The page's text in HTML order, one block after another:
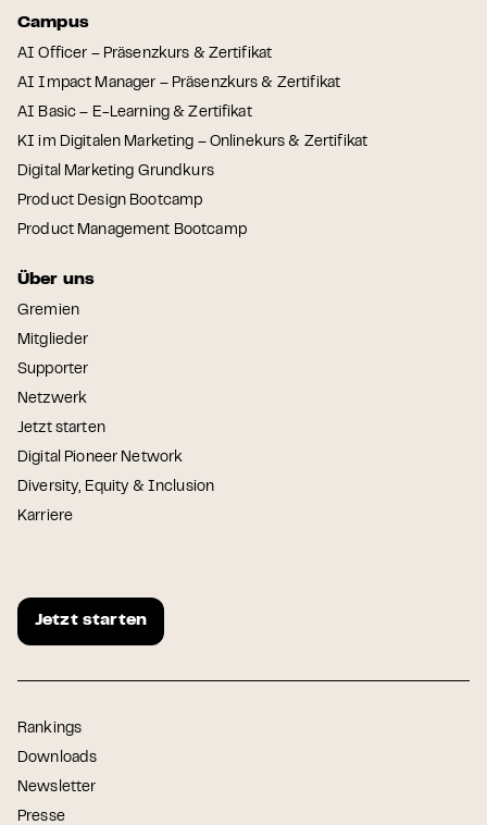
Campus
AI Officer – Präsenzkurs & Zertifikat
AI Impact Manager – Präsenzkurs & Zertifikat
AI Basic – E-Learning & Zertifikat
KI im Digitalen Marketing – Onlinekurs & Zertifikat
Digital Marketing Grundkurs
Product Design Bootcamp
Product Management Bootcamp
Über uns
Gremien
Mitglieder
Supporter
Netzwerk
Jetzt starten
Digital Pioneer Network
Diversity, Equity & Inclusion
Karriere
Jetzt starten
Rankings
Downloads
Newsletter
Presse